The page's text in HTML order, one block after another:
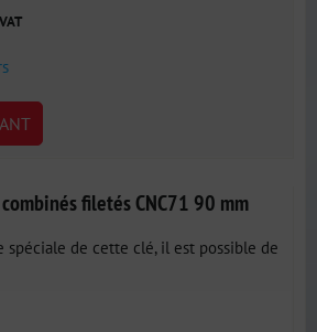
filetés CNC71 90 mm
spéciale de cette clé, il est possible de